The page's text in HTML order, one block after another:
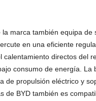
marca también equipa
en una eficiente
directos del
consumo de energía. La
de propulsión eléctrico y
de BYD también es